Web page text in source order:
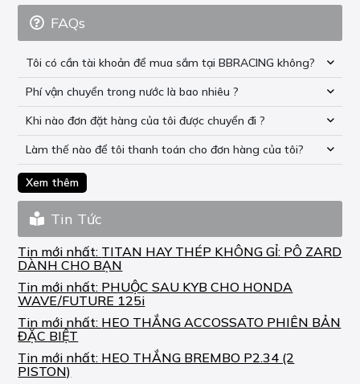
FAQs
Tôi có cần tài khoản để mua sắm tại BBRACING không?
Phí vận chuyển trong nước là bao nhiêu ?
Khi nào đơn đặt hàng của tôi được chuyển đi ?
Làm thế nào để tôi thanh toán cho đơn hàng của tôi?
Xem thêm
Tin Tức
Tin mới nhất: TITAN HAY THÉP KHÔNG GỈ: PÔ ZARD
DÀNH CHO BẠN
Tin mới nhất: PHUỘC SAU KYB CHO HONDA
WAVE/FUTURE 125i
Tin mới nhất: HEO THẮNG ACCOSSATO PHIÊN BẢN
ĐẶC BIỆT
Tin mới nhất: HEO THẮNG BREMBO P2.34 (2
PISTON)